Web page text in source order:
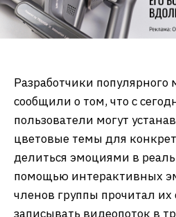
Разработчики популярного
сообщили о том, что с
пользователи могут
цветовые темы для
делиться эмоциями в
помощью интерактивных
членов группы прочитал
записывать видеопоток в